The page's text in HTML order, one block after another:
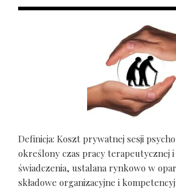
Definicja: Koszt prywatnej sesji
określony czas pracy terapeutycznej i
świadczenia, ustalana rynkowo w
składowe organizacyjne i